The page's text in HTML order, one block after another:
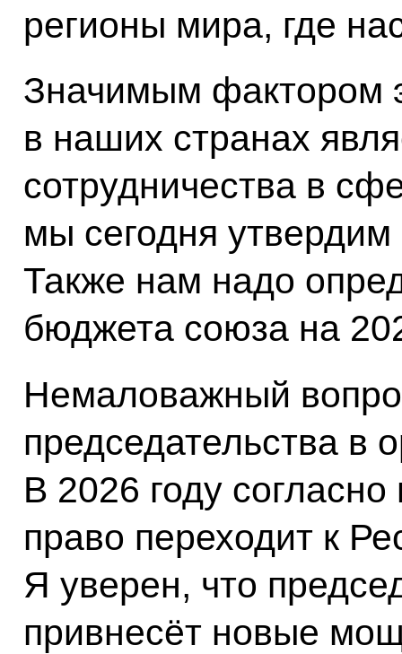
регионы мира, где
Значимым фактором
в наших странах
сотрудничества в
мы сегодня
Также нам надо
бюджета союза на
Немаловажный
председательства в
В 2026 году
право переходит к
Я уверен, что
привнесёт новые